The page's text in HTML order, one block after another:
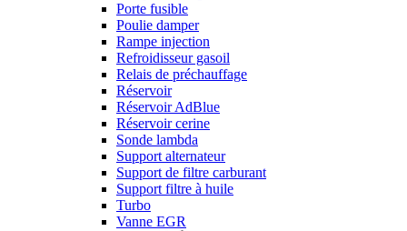
Porte fusible
Poulie damper
Rampe injection
Refroidisseur gasoil
Relais de préchauffage
Réservoir
Réservoir AdBlue
Réservoir cerine
Sonde lambda
Support alternateur
Support de filtre carburant
Support filtre à huile
Turbo
Vanne EGR